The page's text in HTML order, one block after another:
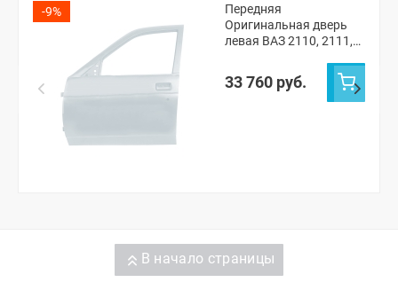
-9%
Передняя
Оригинальная дверь
левая ВАЗ 2110, 2111,
(Кристалл 281)
33 760 руб.
В начало страницы